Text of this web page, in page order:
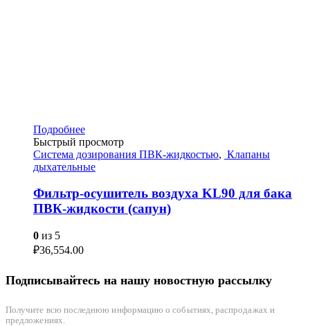
Подробнее
Быстрый просмотр
Система дозирования ПВК-жидкостью, Клапаны
дыхательные
Фильтр-осушитель воздуха KL90 для бака
ПВК-жидкости (сапун)
0 из 5
₽36,554.00
Подписывайтесь на нашу новостную рассылку
Получите всю последнюю информацию о событиях, распродажах и
предложениях.